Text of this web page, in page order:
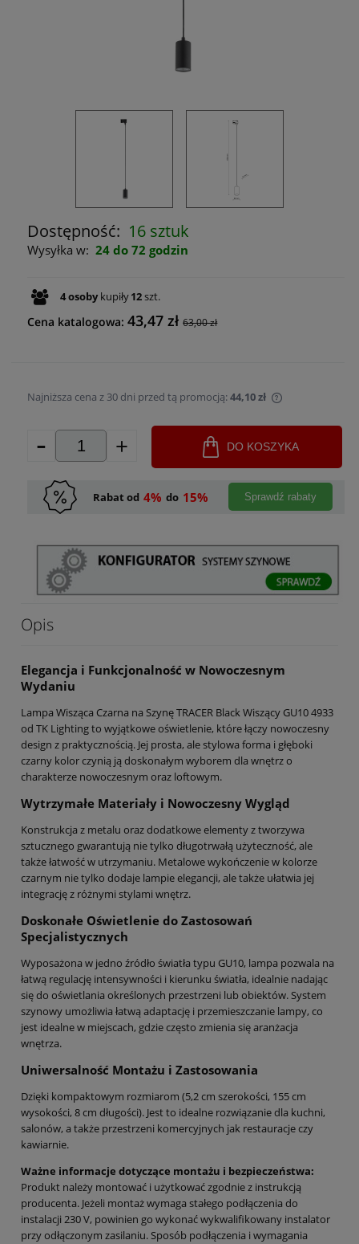
Dostępność: 16 sztuk
Wysyłka w: 24 do 72 godzin
4osobykupiły12szt.
Cena katalogowa:43,47 zł 63,00 zł
Najniższa cena z 30 dni przed tą promocją:44,10 zł
Jeżeli produkt
30 dni,
sprzedaży.
- + DO KOSZYKA
Rabat od 4% do 15% Sprawdź rabaty
Opis
Elegancja i Funkcjonalność w Nowoczesnym
Wydaniu
Lampa Wisząca Czarna na Szynę TRACER Black Wiszący GU10 4933
od TK Lighting to wyjątkowe oświetlenie, które łączy nowoczesny
design z praktycznością. Jej prosta, ale stylowa forma i głęboki
czarny kolor czynią ją doskonałym wyborem dla wnętrz o
charakterze nowoczesnym oraz loftowym.
Wytrzymałe Materiały i Nowoczesny Wygląd
Konstrukcja z metalu oraz dodatkowe elementy z tworzywa
sztucznego gwarantują nie tylko długotrwałą użyteczność, ale
także łatwość w utrzymaniu. Metalowe wykończenie w kolorze
czarnym nie tylko dodaje lampie elegancji, ale także ułatwia jej
integrację z różnymi stylami wnętrz.
Doskonałe Oświetlenie do Zastosowań
Specjalistycznych
Wyposażona w jedno źródło światła typu GU10, lampa pozwala na
łatwą regulację intensywności i kierunku światła, idealnie nadając
się do oświetlania określonych przestrzeni lub obiektów. System
szynowy umożliwia łatwą adaptację i przemieszczanie lampy, co
jest idealne w miejscach, gdzie często zmienia się aranżacja
wnętrza.
Uniwersalność Montażu i Zastosowania
Dzięki kompaktowym rozmiarom (5,2 cm szerokości, 155 cm
wysokości, 8 cm długości). Jest to idealne rozwiązanie dla kuchni,
salonów, a także przestrzeni komercyjnych jak restauracje czy
kawiarnie.
Ważne informacje dotyczące montażu i bezpieczeństwa:
Produkt należy montować i użytkować zgodnie z instrukcją
producenta. Jeżeli montaż wymaga stałego podłączenia do
instalacji 230 V, powinien go wykonać wykwalifikowany instalator
przy odłączonym zasilaniu. Sposób podłączenia i wymagania